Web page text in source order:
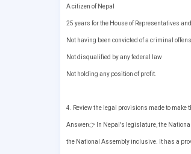
A citizen of Nepal
25 years for the House of Representatives
Not having been convicted of a criminal
Not disqualified by any federal law
Not holding any position of profit.
4. Review the legal provisions made to
Answer👉 In Nepal's legislature, the
the National Assembly inclusive. It has a